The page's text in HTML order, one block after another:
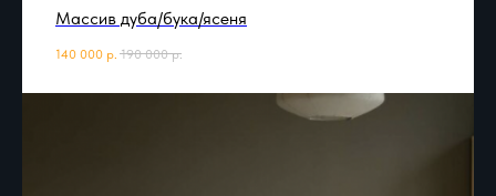
Массив дуба/бука/ясеня
140 000 р. 190 000 р.